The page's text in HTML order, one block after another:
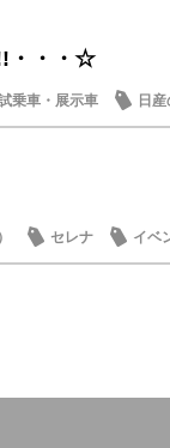
・・・☆
乗車・展示車 日
セレナ
イベ